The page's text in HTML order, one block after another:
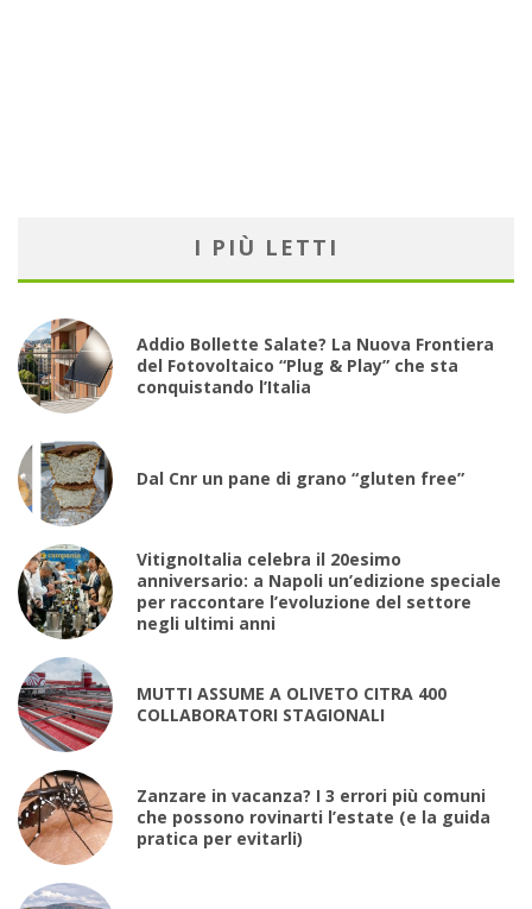
I PIÙ LETTI
Addio Bollette Salate? La Nuova Frontiera
del Fotovoltaico “Plug & Play” che sta
conquistando l’Italia
Dal Cnr un pane di grano “gluten free”
VitignoItalia celebra il 20esimo
anniversario: a Napoli un’edizione speciale
per raccontare l’evoluzione del settore
negli ultimi anni
MUTTI ASSUME A OLIVETO CITRA 400
COLLABORATORI STAGIONALI
Zanzare in vacanza? I 3 errori più comuni
che possono rovinarti l’estate (e la guida
pratica per evitarli)